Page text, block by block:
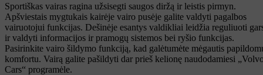
Sportiškas vairas ragina užsisegti saugos diržą ir leistis pirmyn.
Apšviestais mygtukais kairėje vairo pusėje galite valdyti pagalbos
vairuotojui funkcijas. Dešinėje esantys valdikliai leidžia reguliuoti
ir valdyti informacijos ir pramogų sistemos bei ryšio funkcijas.
Pasirinkite vairo šildymo funkciją, kad galėtumėte mėgautis
komfortu. Vairą galite pašildyti dar prieš kelionę naudodamiesi
Cars“ programėle.